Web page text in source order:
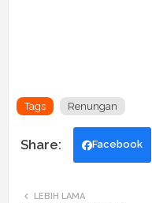
Tags Renungan
Facebook
LEBIH LAMA